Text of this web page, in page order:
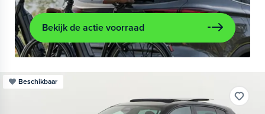
Bekijk de actie voorraad
Beschikbaar